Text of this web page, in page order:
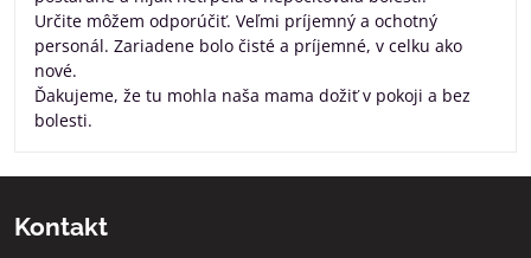
Určite môžem odporúčiť. Veľmi príjemný a ochotný
personál. Zariadene bolo čisté a príjemné, v celku ako
nové.
Ďakujeme, že tu mohla naša mama dožiť v pokoji a bez
bolesti.
Kontakt